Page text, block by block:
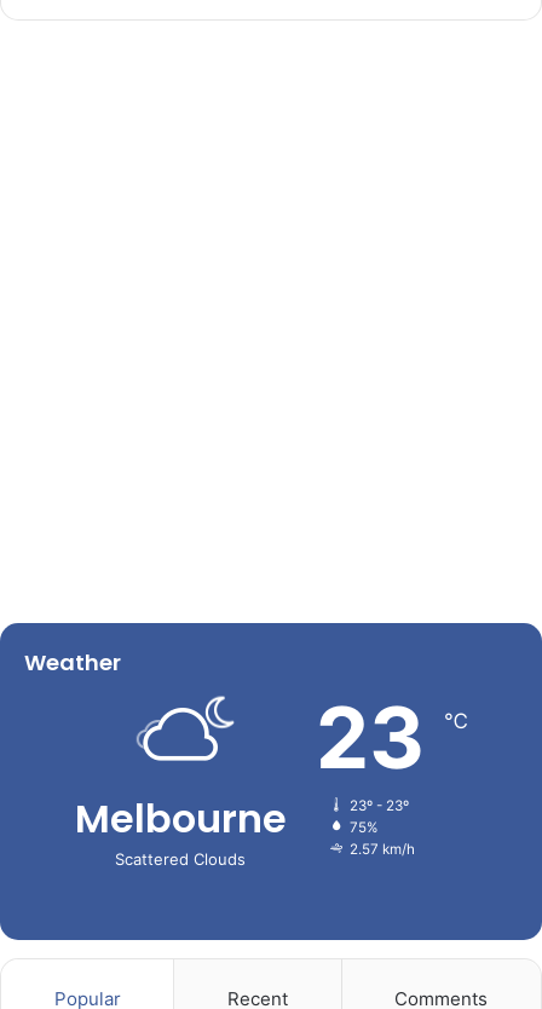
Weather
Melbourne
Scattered Clouds
23 ℃
23º - 23º
75%
2.57 km/h
Popular Recent Comments